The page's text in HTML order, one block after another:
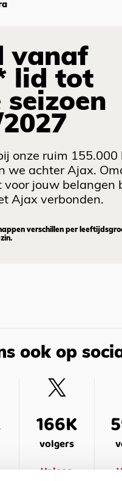
vanaf
lid tot
seizoen
onze ruim 155.000
we achter Ajax.
voor jouw belangen
Ajax verbonden.
verschillen per
ook op
166K
volgers
Volgen